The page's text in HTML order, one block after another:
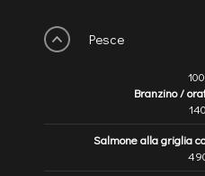
Pesce
Branzino /
Salmone alla griglia